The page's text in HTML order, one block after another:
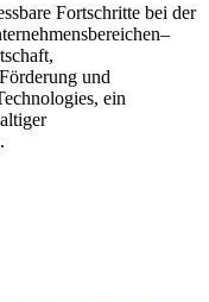
Fortschritte bei der
und
ein